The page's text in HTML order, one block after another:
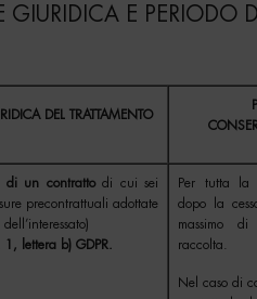
E PERIODO DI
DEL TRATTAMENTO
di un contrattodi cui sei
precontrattuali adottate
lettera b) GDPR.
Per tutta la
dopo la
massimo
raccolta.
Nel caso di